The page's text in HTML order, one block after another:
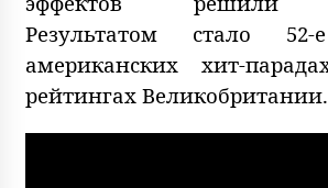
Результатом стало
американских хит-
рейтингах Великобритании.